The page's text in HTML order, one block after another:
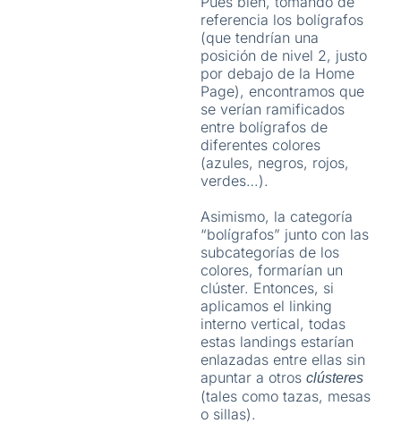
referencia los bolígrafos
(que tendrían una
posición de nivel 2, justo
por debajo de la Home
Page), encontramos que
se verían ramificados
entre bolígrafos de
diferentes colores
(azules, negros, rojos,
verdes…).
Asimismo, la categoría
“bolígrafos” junto con las
subcategorías de los
colores, formarían un
clúster. Entonces, si
aplicamos el linking
interno vertical, todas
estas landings estarían
enlazadas entre ellas sin
apuntar a otros clústeres
(tales como tazas, mesas
o sillas).